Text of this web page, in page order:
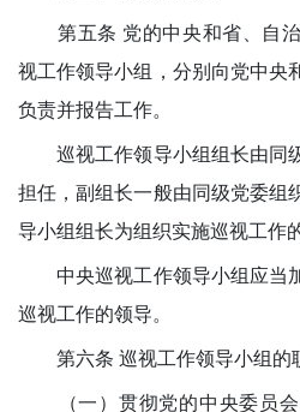
第五条 党的中央和省、自治
视工作领导小组，分别向党中央
负责并报告工作。
巡视工作领导小组组长由同
担任，副组长一般由同级党委组
导小组组长为组织实施巡视工作
中央巡视工作领导小组应当
巡视工作的领导。
第六条 巡视工作领导小组的
（一）贯彻党的中央委员会